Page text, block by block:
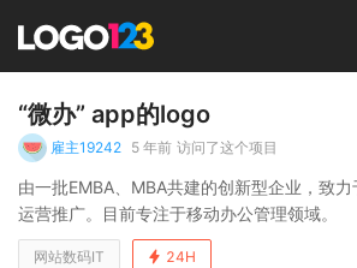
选择套餐→
“微办” app的logo
雇主19242 5 年前 访问了这个项目
由一批EMBA、MBA共建的创新型企业，致力
运营推广。目前专注于移动办公管理领域。
网站数码IT 24H